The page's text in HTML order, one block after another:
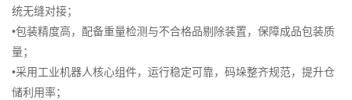
统无缝对接；
•包装精度高，配备重量检测与不合格品剔除装置，保障成品包装质
量；
•采用工业机器人核心组件，运行稳定可靠，码垛整齐规范，提升仓
储利用率；